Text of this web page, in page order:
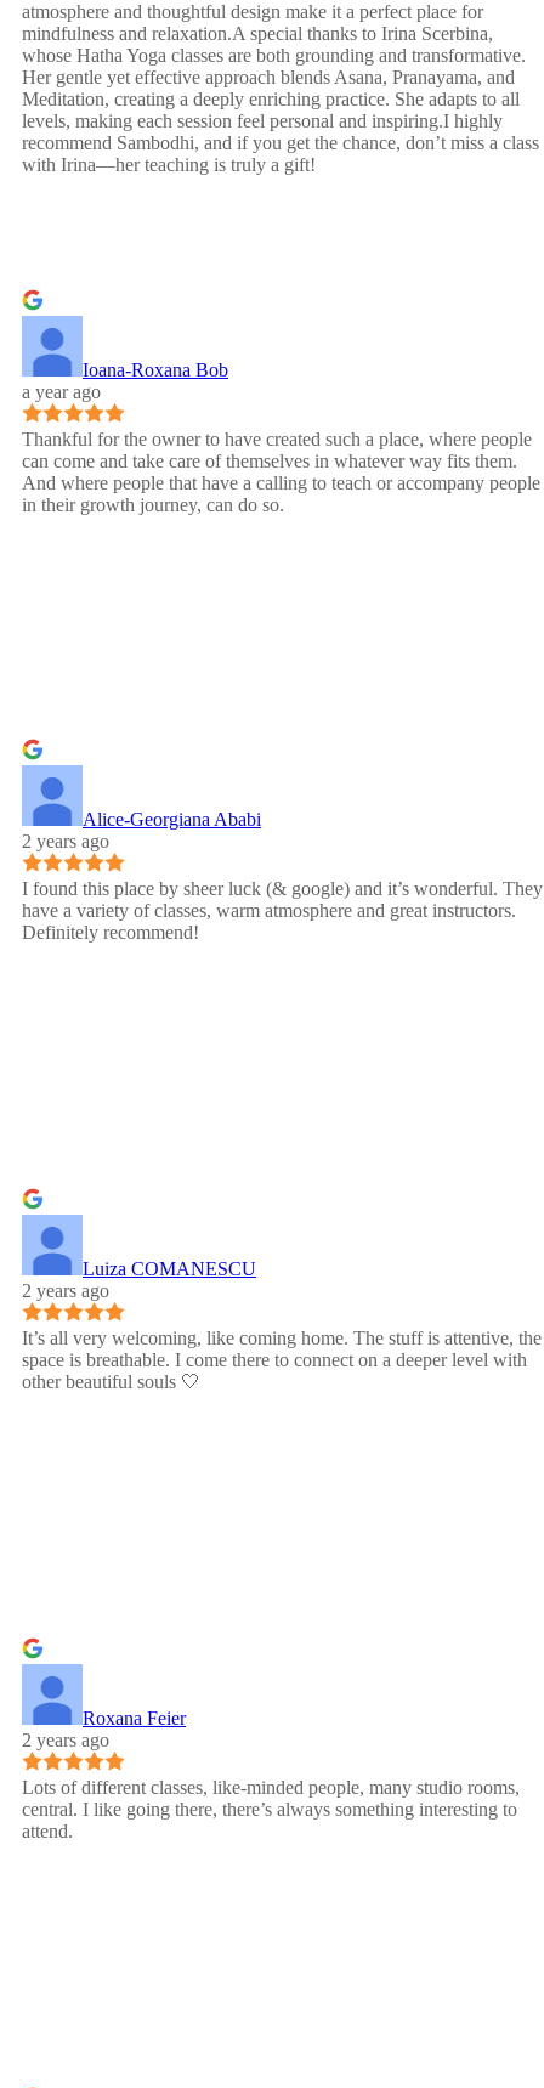
atmosphere and thoughtful design make it a perfect place for
mindfulness and relaxation.A special thanks to Irina Scerbina,
whose Hatha Yoga classes are both grounding and transformative.
Her gentle yet effective approach blends Asana, Pranayama, and
Meditation, creating a deeply enriching practice. She adapts to all
levels, making each session feel personal and inspiring.I highly
recommend Sambodhi, and if you get the chance, don’t miss a class
with Irina—her teaching is truly a gift!
Ioana-Roxana Bob
a year ago
Thankful for the owner to have created such a place, where people
can come and take care of themselves in whatever way fits them.
And where people that have a calling to teach or accompany people
in their growth journey, can do so.
Alice-Georgiana Ababi
2 years ago
I found this place by sheer luck (& google) and it’s wonderful. They
have a variety of classes, warm atmosphere and great instructors.
Definitely recommend!
Luiza COMANESCU
2 years ago
It’s all very welcoming, like coming home. The stuff is attentive, the
space is breathable. I come there to connect on a deeper level with
other beautiful souls 🤍
Roxana Feier
2 years ago
Lots of different classes, like-minded people, many studio rooms,
central. I like going there, there’s always something interesting to
attend.